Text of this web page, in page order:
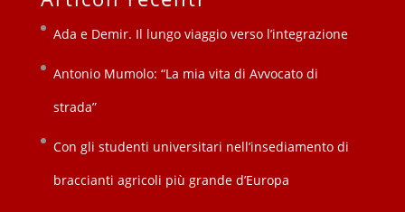
Ada e Demir. Il lungo viaggio verso l’integrazione
Antonio Mumolo: “La mia vita di Avvocato di
strada”
Con gli studenti universitari nell’insediamento di
braccianti agricoli più grande d’Europa